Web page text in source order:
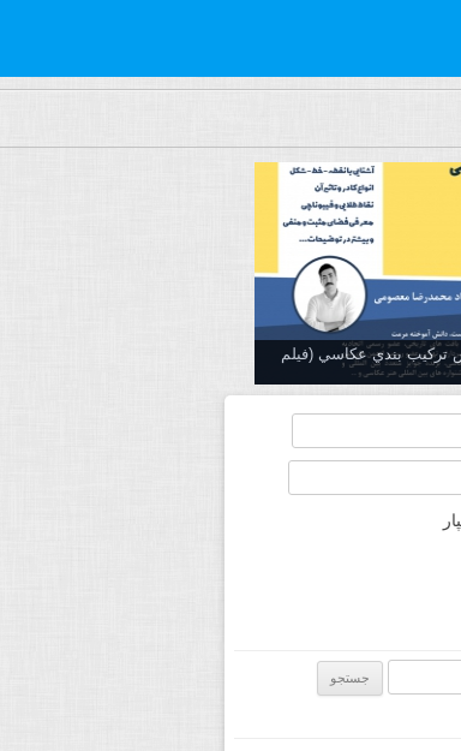
تركيب بندي عكاسي (فیلم